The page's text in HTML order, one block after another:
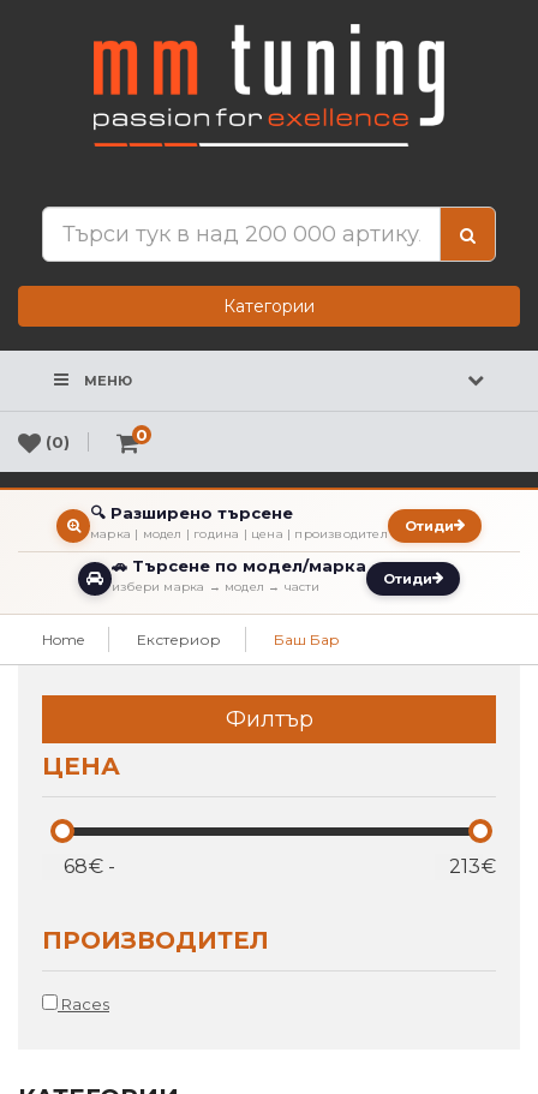
Категории
МЕНЮ
(0) 0
🔍 Разширено търсене
марка | модел | година | цена | производител Отиди
🚗 Търсене по модел/марка
избери марка → модел → части Отиди
Home Екстериор Баш Бар
Филтър
ЦЕНА
€ - €
ПРОИЗВОДИТЕЛ
Races